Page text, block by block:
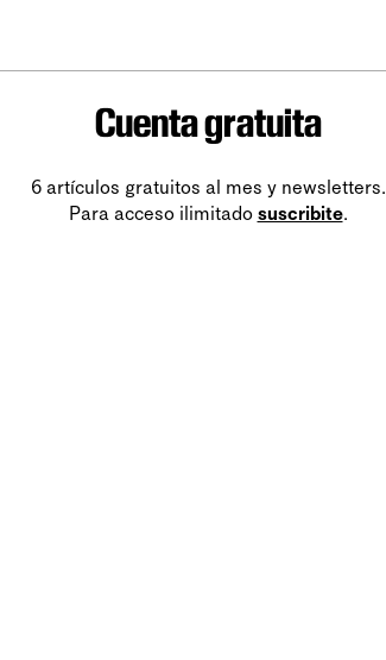
Cuenta gratuita
6 artículos gratuitos al mes y newsletters.
Para acceso ilimitado suscribite.